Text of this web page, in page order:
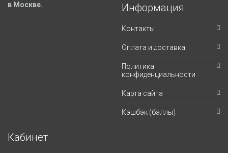
в Москве.
Информация
Контакты
Оплата и доставка
Политика
конфиденциальности
Карта сайта
Кэшбэк (баллы)
Кабинет